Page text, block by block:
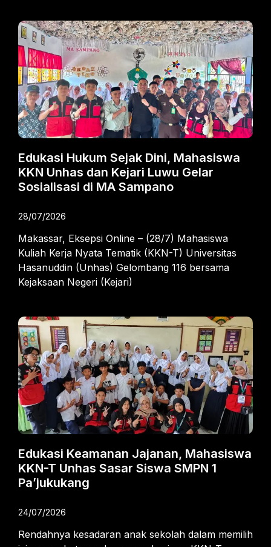
Edukasi Hukum Sejak Dini, Mahasiswa
KKN Unhas dan Kejari Luwu Gelar
Sosialisasi di MA Sampano
28/07/2026
Makassar, Eksepsi Online – (28/7) Mahasiswa
Kuliah Kerja Nyata Tematik (KKN-T) Universitas
Hasanuddin (Unhas) Gelombang 116 bersama
Kejaksaan Negeri (Kejari)
Edukasi Keamanan Jajanan, Mahasiswa
KKN-T Unhas Sasar Siswa SMPN 1
Pa’jukukang
24/07/2026
Rendahnya kesadaran anak sekolah dalam memilih